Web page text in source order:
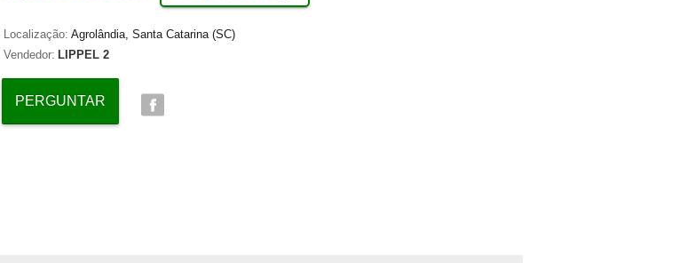
Localização: Agrolândia, Santa Catarina (SC)
Vendedor: LIPPEL 2
PERGUNTAR